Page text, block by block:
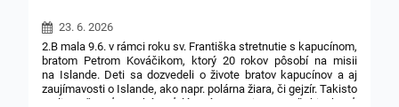
23. 6. 2026
2.B mala 9.6. v rámci roku sv. Františka stretnutie s kapucínom,
bratom Petrom Kováčikom, ktorý 20 rokov pôsobí na misii
na Islande. Deti sa dozvedeli o živote bratov kapucínov a aj
zaujímavosti o Islande, ako napr. polárna žiara, či gejzír. Takisto
mali možnosť preskúmať lávovú vyvreninu a veľrybiu kosť.